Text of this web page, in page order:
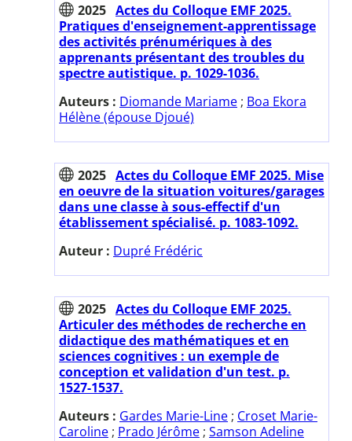
2025 Actes du Colloque EMF 2025.
Pratiques d'enseignement-apprentissage
des activités prénumériques à des
apprenants présentant des troubles du
spectre autistique. p. 1029-1036.
Auteurs : Diomande Mariame ; Boa Ekora
Hélène (épouse Djoué)
2025 Actes du Colloque EMF 2025. Mise
en oeuvre de la situation voitures/garages
dans une classe à sous-effectif d'un
établissement spécialisé. p. 1083-1092.
Auteur : Dupré Frédéric
2025 Actes du Colloque EMF 2025.
Articuler des méthodes de recherche en
didactique des mathématiques et en
sciences cognitives : un exemple de
conception et validation d'un test. p.
1527-1537.
Auteurs : Gardes Marie-Line ; Croset Marie-
Caroline ; Prado Jérôme ; Samson Adeline